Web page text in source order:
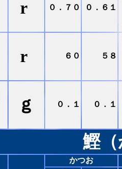
r ０．７０ ０．６１
r ６０ ５８
ｇ ０．１ ０．１
鰹
かつお